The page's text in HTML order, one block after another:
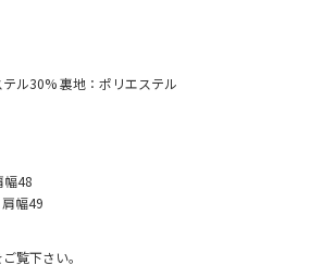
ル30% 裏地：ポリエステル
幅48
幅49
ご覧下さい。